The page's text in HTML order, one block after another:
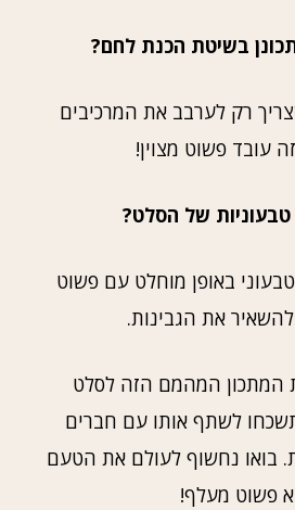
בשיטת הכנת לחם?
רק לערבב את המרכיבים
עובד פשוט מצוין!
של הסלט?
באופן מוחלט עם פשוט
את הגבינות.
המתכון המהמם הזה לסלט
לשתף אותו עם חברים
בואו נחשוף לעולם את הטעם
פשוט מעלף!